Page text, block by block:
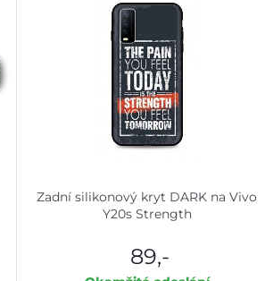
Zadní silikonový kryt DARK na Vivo
Y20s Strength
89,-